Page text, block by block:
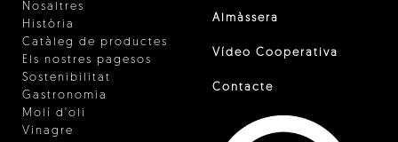
Nosaltres
Història
Catàleg de productes
Els nostres pagesos
Sostenibilitat
Gastronomia
Molí d'oli
Vinagre
Almàssera
Vídeo Cooperativa
Contacte